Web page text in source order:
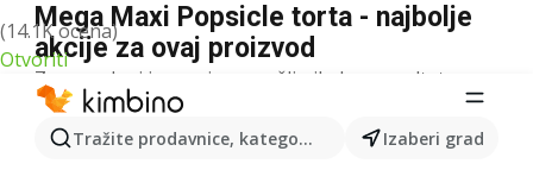
(14.1K ocena)
Otvoriti
Tražite prodavnice, kategorije, proizvode...Izaberi grad
Mega Maxi Popsicle torta - najbolje
akcije za ovaj proizvod
Za navedeni izraz nismo našli nikakav rezultat.
Drugi proizvodi u prodavnicama Mega
Maxi